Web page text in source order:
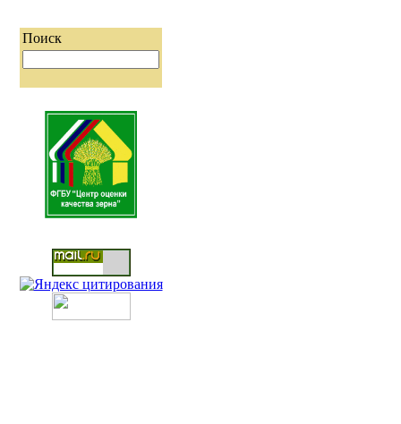
Поиск